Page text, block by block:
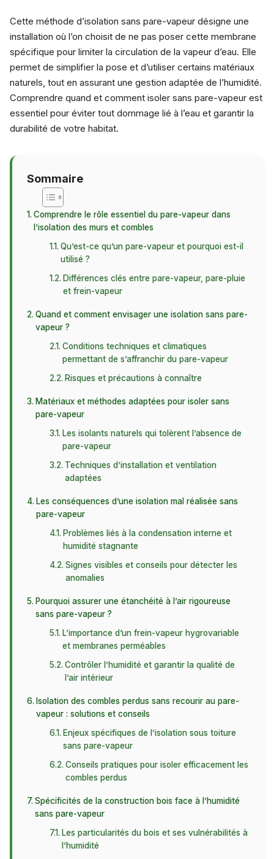
Cette méthode d’isolation sans pare-vapeur désigne une
installation où l’on choisit de ne pas poser cette membrane
spécifique pour limiter la circulation de la vapeur d’eau. Elle
permet de simplifier la pose et d’utiliser certains matériaux
naturels, tout en assurant une gestion adaptée de l’humidité.
Comprendre quand et comment isoler sans pare-vapeur est
essentiel pour éviter tout dommage lié à l’eau et garantir la
durabilité de votre habitat.
Sommaire
Comprendre le rôle essentiel du pare-vapeur dans
l’isolation des murs et combles
Qu’est-ce qu’un pare-vapeur et pourquoi est-il
utilisé ?
Différences clés entre pare-vapeur, pare-pluie
et frein-vapeur
Quand et comment envisager une isolation sans pare-
vapeur ?
Conditions techniques et climatiques
permettant de s’affranchir du pare-vapeur
Risques et précautions à connaître
Matériaux et méthodes adaptées pour isoler sans
pare-vapeur
Les isolants naturels qui tolèrent l’absence de
pare-vapeur
Techniques d’installation et ventilation
adaptées
Les conséquences d’une isolation mal réalisée sans
pare-vapeur
Problèmes liés à la condensation interne et
humidité stagnante
Signes visibles et conseils pour détecter les
anomalies
Pourquoi assurer une étanchéité à l’air rigoureuse
sans pare-vapeur ?
L’importance d’un frein-vapeur hygrovariable
et membranes perméables
Contrôler l’humidité et garantir la qualité de
l’air intérieur
Isolation des combles perdus sans recourir au pare-
vapeur : solutions et conseils
Enjeux spécifiques de l’isolation sous toiture
sans pare-vapeur
Conseils pratiques pour isoler efficacement les
combles perdus
Spécificités de la construction bois face à l’humidité
sans pare-vapeur
Les particularités du bois et ses vulnérabilités à
l’humidité